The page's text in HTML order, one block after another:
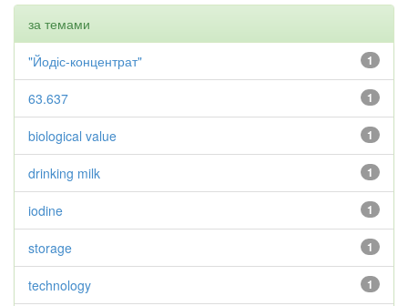
за темами
1
"Йодіс-концентрат"
1
63.637
1
biological value
1
drinking milk
1
iodine
1
storage
1
technology